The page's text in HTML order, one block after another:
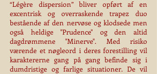
“Légère dispersion” bliver opført af en
excentrisk og overraskende trapez duo
bestående af den nervøse og klodsede men
også heldige ''Prudence'' og den altid
dagdrømmene ''Minerve''. Med risiko
værende et nøgleord i deres forestilling vil
karaktererne gang på gang befinde sig i
dumdristige og farlige situationer. De vil